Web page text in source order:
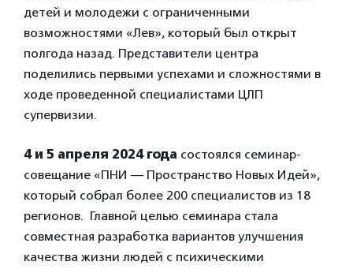
детей и молодежи с ограниченными
возможностями «Лев», который был открыт
полгода назад. Представители центра
поделились первыми успехами и сложностями в
ходе проведенной специалистами ЦЛП
супервизии.
4 и 5 апреля 2024 года состоялся семинар-
совещание «ПНИ — Пространство Новых Идей»,
который собрал более 200 специалистов из 18
регионов. Главной целью семинара стала
совместная разработка вариантов улучшения
качества жизни людей с психическими